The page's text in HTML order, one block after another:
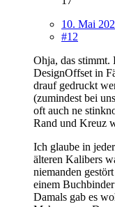
10. Mai
#12
Ohja, das
DesignOffset in
drauf gedruckt
(zumindest bei
oft auch ne
Rand und Kreuz
Ich glaube in
älteren Kalibers
niemanden
einem
Damals gab es